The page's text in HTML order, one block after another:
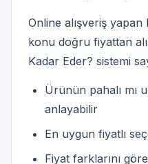
Online alışveriş yapan
konu doğru fiyattan
Kadar Eder? sistemi
Ürünün pahalı mı
anlayabilir
En uygun fiyatlı
Fiyat farklarını